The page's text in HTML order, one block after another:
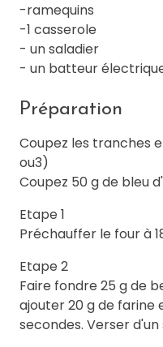
-ramequins
-1 casserole
- un saladier
- un batteur
Préparation
Coupez les tranches
ou3)
Coupez 50 g de bleu
Etape 1
Préchauffer le four à
Etape 2
Faire fondre 25 g de
ajouter 20 g de farine
secondes. Verser d'un